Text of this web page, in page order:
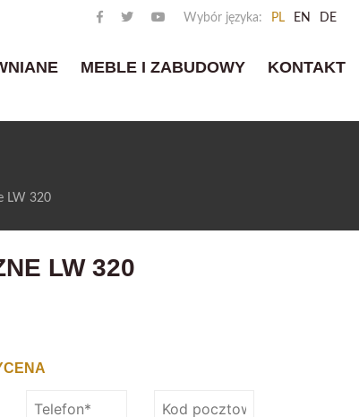
Wybór języka: PL EN DE
MEBLE I ZABUDOWY KONTAKT
LW 320
LW 320